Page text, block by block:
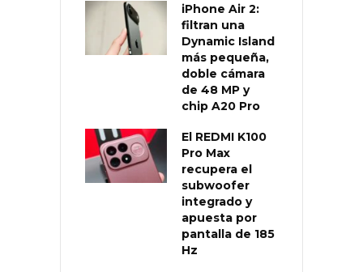
iPhone Air 2:
filtran una
Dynamic Island
más pequeña,
doble cámara
de 48 MP y
chip A20 Pro
El REDMI K100
Pro Max
recupera el
subwoofer
integrado y
apuesta por
pantalla de 185
Hz